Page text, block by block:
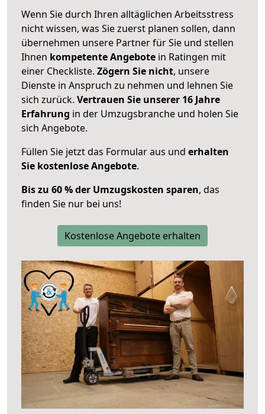
Wenn Sie durch Ihren alltäglichen Arbeitsstress
nicht wissen, was Sie zuerst planen sollen, dann
übernehmen unsere Partner für Sie und stellen
Ihnen kompetente Angebote in Ratingen mit
einer Checkliste. Zögern Sie nicht, unsere
Dienste in Anspruch zu nehmen und lehnen Sie
sich zurück. Vertrauen Sie unserer 16 Jahre
Erfahrung in der Umzugsbranche und holen Sie
sich Angebote.
Füllen Sie jetzt das Formular aus und erhalten
Sie kostenlose Angebote.
Bis zu 60 % der Umzugskosten sparen, das
finden Sie nur bei uns!
Kostenlose Angebote erhalten